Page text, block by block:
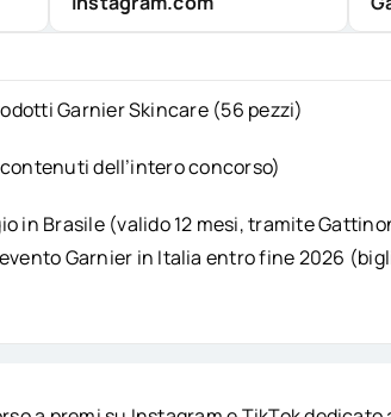
Garnier Skincare (56 pezzi)
dell’intero concorso)
in Brasile (valido 12 mesi, tramite
evento Garnier in Italia entro fine 2026